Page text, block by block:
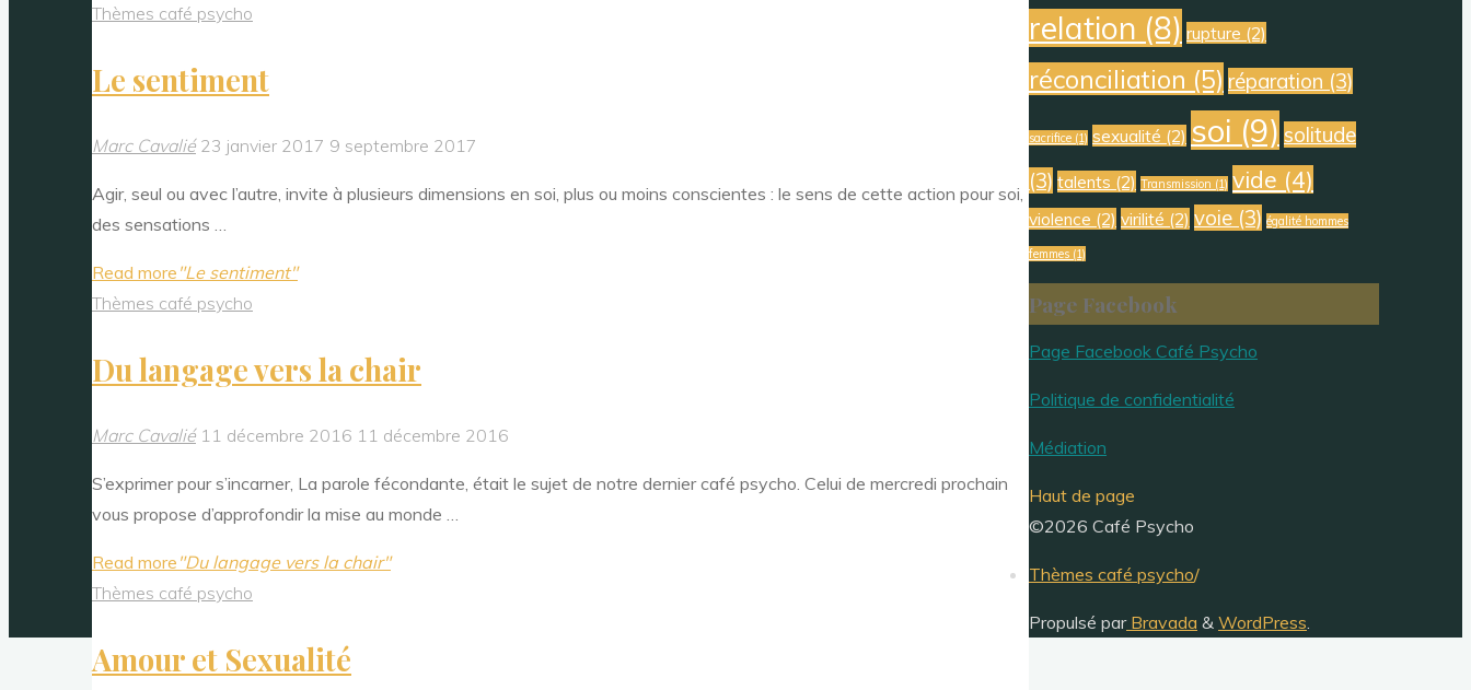
Thèmes café psycho
Le sentiment
Marc Cavalié 23 janvier 2017 9 septembre 2017
Agir, seul ou avec l’autre, invite à plusieurs dimensions en soi, plus ou moins conscientes : le sens de cette action pour soi,
des sensations …
Read more "Le sentiment"
Thèmes café psycho
Du langage vers la chair
Marc Cavalié 11 décembre 2016 11 décembre 2016
S’exprimer pour s’incarner, La parole fécondante, était le sujet de notre dernier café psycho. Celui de mercredi prochain
vous propose d’approfondir la mise au monde …
Read more "Du langage vers la chair"
Thèmes café psycho
Amour et Sexualité
relation (8) rupture (2)
réconciliation (5) réparation (3)
sacrifice (1) sexualité (2) soi (9) solitude
(3) talents (2) Transmission (1) vide (4)
violence (2) virilité (2) voie (3) égalité hommes
femmes (1)
Page Facebook
Page Facebook Café Psycho
Politique de confidentialité
Médiation
Haut de page
©2026 Café Psycho
Thèmes café psycho/
Propulsé parBravada & WordPress.